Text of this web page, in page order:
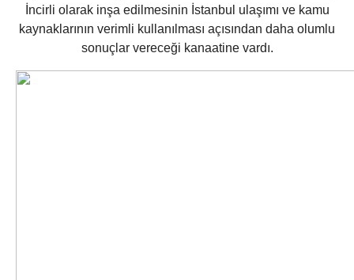
İncirli olarak inşa edilmesinin İstanbul ulaşımı ve kamu
kaynaklarının verimli kullanılması açısından daha olumlu
sonuçlar vereceği kanaatine vardı.